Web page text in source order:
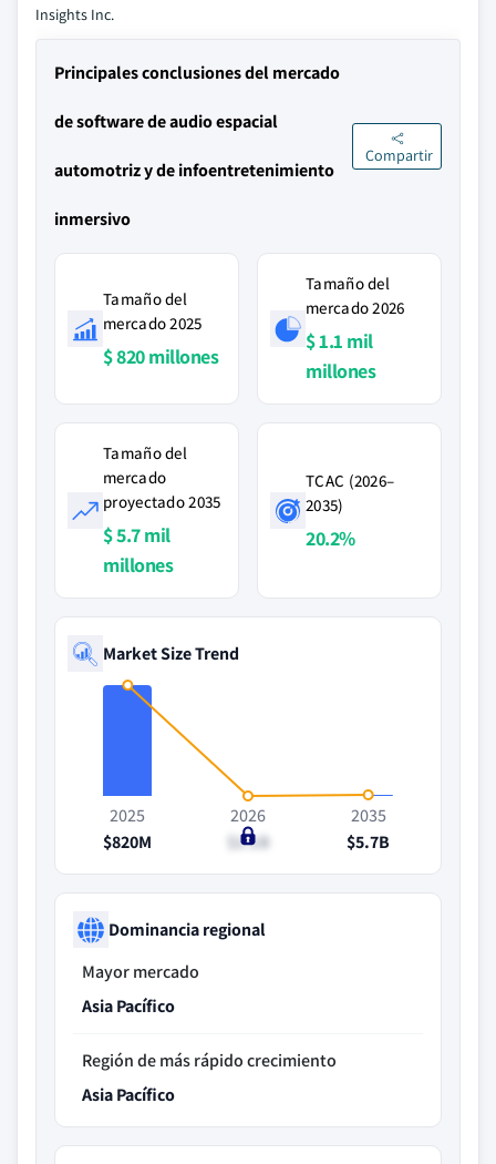
Insights Inc.
Principales conclusiones del mercado
de software de audio espacial
automotriz y de infoentretenimiento
inmersivo
Compartir
Tamaño del
mercado 2025
$ 820 millones
Tamaño del
mercado 2026
$ 1.1 mil
millones
Tamaño del
mercado
proyectado 2035
$ 5.7 mil
millones
TCAC (2026–
2035)
20.2%
Market Size Trend
2025
$820M
2026
$1.1B
2035
$5.7B
Dominancia regional
Mayor mercado
Asia Pacífico
Región de más rápido crecimiento
Asia Pacífico